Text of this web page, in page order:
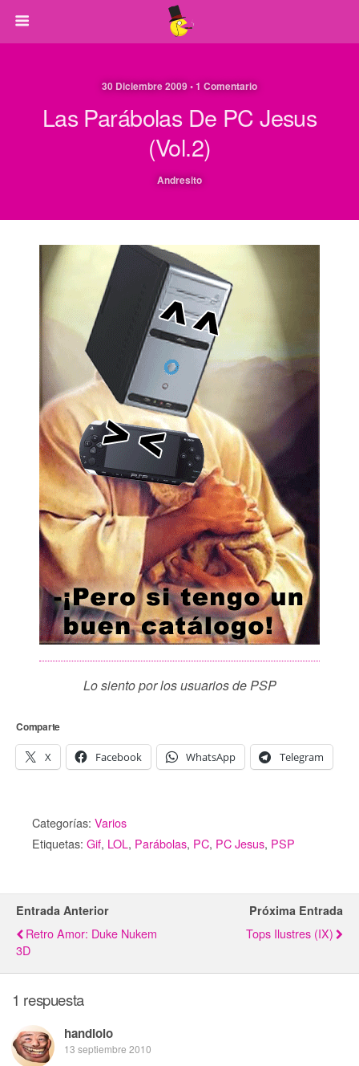
30 Diciembre 2009 • 1 Comentario
Las Parábolas De PC Jesus
(Vol.2)
Andresito
Lo siento por los usuarios de PSP
Comparte
X Facebook WhatsApp Telegram
Categorías: Varios
Etiquetas: Gif, LOL, Parábolas, PC, PC Jesus, PSP
Entrada Anterior
Retro Amor: Duke Nukem
3D
Próxima Entrada
Tops Ilustres (IX)
1 respuesta
handlolo
13 septiembre 2010